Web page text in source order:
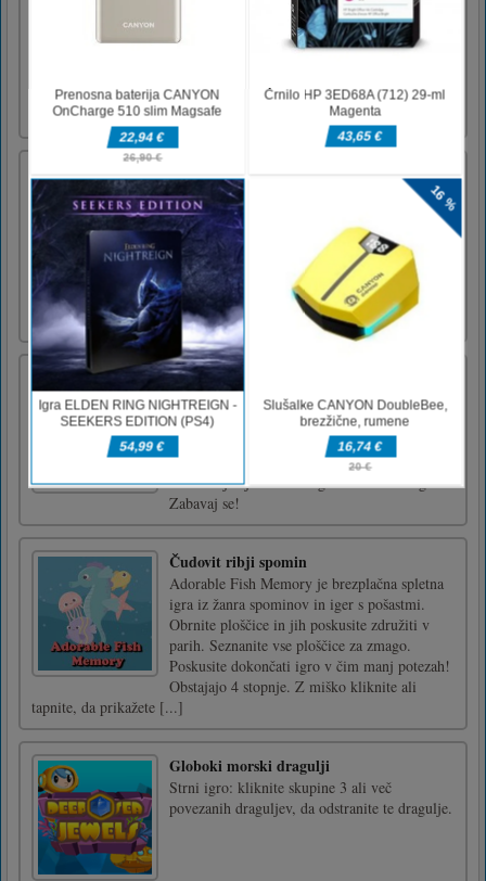
special roads in the city and mountains. City
metro bus is a double cabin long 8x8 wheeler
metro bus that is driven on special decorated
drive this city metro coach bus through the
hilly area [...]
Dragon Ball Z Shadow Battle
New Sayain Battle and Super Dragon je 2D
akcijsko-borbena in tekaška igra za mobilne
platforme Legendarni lik naših iger Childhood
Dragon Ball se je uspel pridružiti
nepogrešljivemu seznamu borcev v igri. Kot
veste, medtem ko Son Goku išče zmajeve
krogle, odkriva svet in se sreču [...]
Poveži združitev
Connect Merge je zanimiva tekma 3. Za
čiščenje morate črtati vse enake številke. In
število se bo podvojilo. Povezovalno črto
lahko vlečete v kateri koli smeri. Poskusite
dobiti najvišjo oceno v igri Connect Merge.
Zabavaj se!
Čudovit ribji spomin
Adorable Fish Memory je brezplačna spletna
igra iz žanra spominov in iger s pošastmi.
Obrnite ploščice in jih poskusite združiti v
parih. Seznanite vse ploščice za zmago.
Poskusite dokončati igro v čim manj potezah!
Obstajajo 4 stopnje. Z miško kliknite ali
tapnite, da prikažete [...]
Globoki morski dragulji
Strni igro: kliknite skupine 3 ali več
povezanih draguljev, da odstranite te dragulje.